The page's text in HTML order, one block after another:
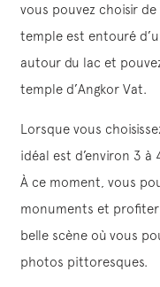
vous pouvez choisir
temple est entouré
autour du lac et
temple d’Angkor Vat.
Lorsque vous
idéal est d’environ 3
À ce moment, vous
monuments et
belle scène où vous
photos pittoresques.